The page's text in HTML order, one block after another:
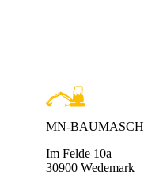
MN-
Im Felde 10a
30900 Wedemark